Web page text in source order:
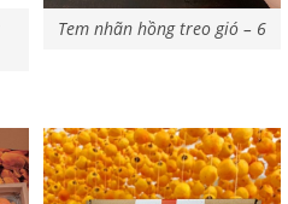
Tem nhãn hồng treo gió – 6